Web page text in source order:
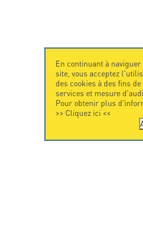
En continuant à
site, vous acceptez
des cookies à des fins de
services et mesure
Pour obtenir plus
>> Cliquez ici <<